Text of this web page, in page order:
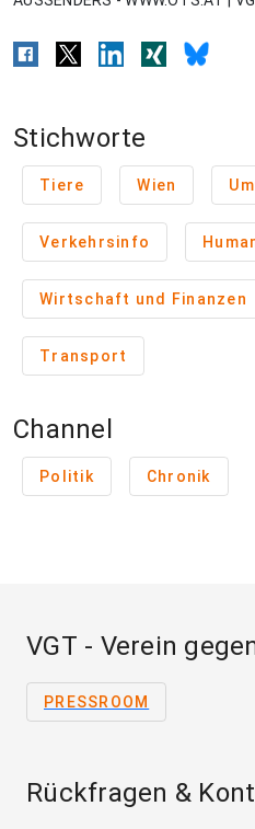
Stichworte
Tiere Wien
Verkehrsinfo
Wirtschaft und Finanzen
Transport
Channel
Politik Chronik
VGT - Verein
PRESSROOM
Rückfragen &